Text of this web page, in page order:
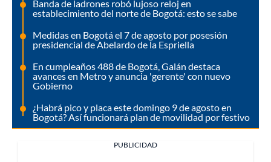
Banda de ladrones robó lujoso reloj en
establecimiento del norte de Bogotá: esto se sabe
Medidas en Bogotá el 7 de agosto por posesión
presidencial de Abelardo de la Espriella
En cumpleaños 488 de Bogotá, Galán destaca
avances en Metro y anuncia 'gerente' con nuevo
Gobierno
¿Habrá pico y placa este domingo 9 de agosto en
Bogotá? Así funcionará plan de movilidad por festivo
PUBLICIDAD